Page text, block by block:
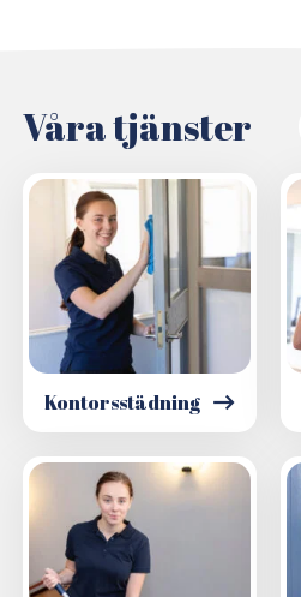
Våra tjänster
Kontorsstädning